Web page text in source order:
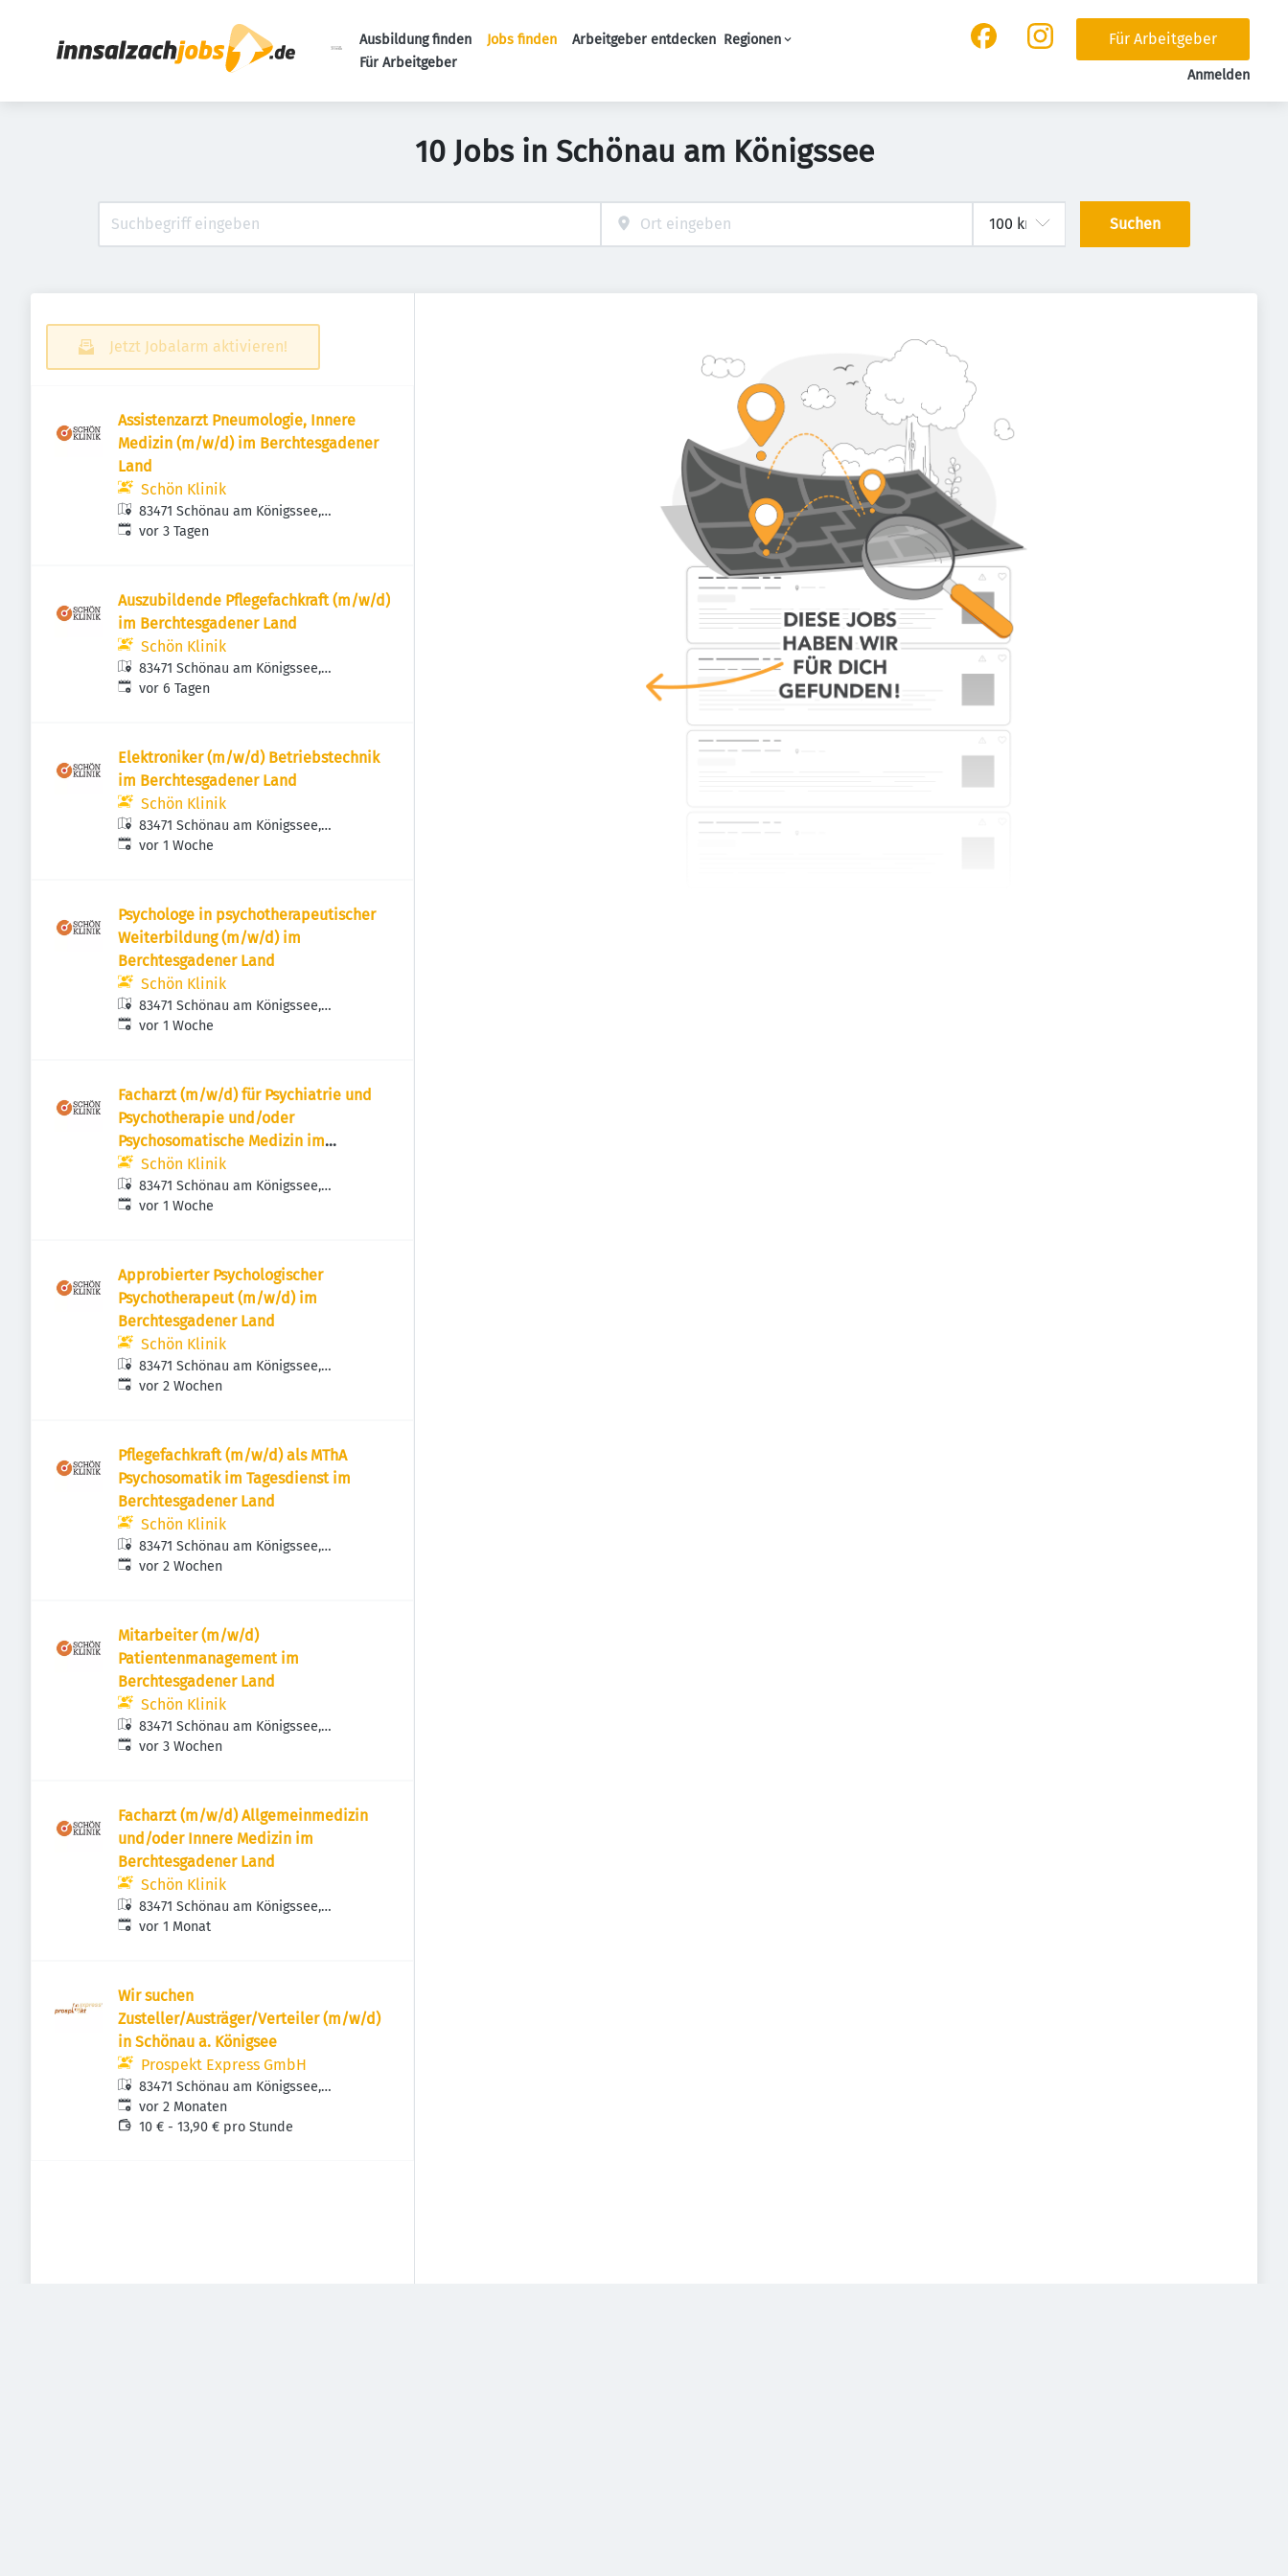
Ausbildung finden Jobs finden Arbeitgeber entdecken Regionen
Für Arbeitgeber
Für Arbeitgeber
Anmelden
10 Jobs in Schönau am Königssee
Suchen
Jetzt Jobalarm aktivieren!
Assistenzarzt Pneumologie, Innere
Medizin (m/w/d) im Berchtesgadener
Land
Schön Klinik
83471 Schönau am Königssee,
Deutschland
Veröffentlicht:
vor 3 Tagen
Auszubildende Pflegefachkraft (m/w/d)
im Berchtesgadener Land
Schön Klinik
83471 Schönau am Königssee,
Deutschland
Veröffentlicht:
vor 6 Tagen
Elektroniker (m/w/d) Betriebstechnik
im Berchtesgadener Land
Schön Klinik
83471 Schönau am Königssee,
Deutschland
Veröffentlicht:
vor 1 Woche
Psychologe in psychotherapeutischer
Weiterbildung (m/w/d) im
Berchtesgadener Land
Schön Klinik
83471 Schönau am Königssee,
Deutschland
Veröffentlicht:
vor 1 Woche
Facharzt (m/w/d) für Psychiatrie und
Psychotherapie und/oder
Psychosomatische Medizin im
Berchtesgadener Land
Schön Klinik
83471 Schönau am Königssee,
Deutschland
Veröffentlicht:
vor 1 Woche
Approbierter Psychologischer
Psychotherapeut (m/w/d) im
Berchtesgadener Land
Schön Klinik
83471 Schönau am Königssee,
Deutschland
Veröffentlicht:
vor 2 Wochen
Pflegefachkraft (m/w/d) als MThA
Psychosomatik im Tagesdienst im
Berchtesgadener Land
Schön Klinik
83471 Schönau am Königssee,
Deutschland
Veröffentlicht:
vor 2 Wochen
Mitarbeiter (m/w/d)
Patientenmanagement im
Berchtesgadener Land
Schön Klinik
83471 Schönau am Königssee,
Deutschland
Veröffentlicht:
vor 3 Wochen
Facharzt (m/w/d) Allgemeinmedizin
und/oder Innere Medizin im
Berchtesgadener Land
Schön Klinik
83471 Schönau am Königssee,
Deutschland
Veröffentlicht:
vor 1 Monat
Wir suchen
Zusteller/Austräger/Verteiler (m/w/d)
in Schönau a. Königsee
Prospekt Express GmbH
83471 Schönau am Königssee,
Deutschland
Veröffentlicht:
vor 2 Monaten
10 € - 13,90 € pro Stunde